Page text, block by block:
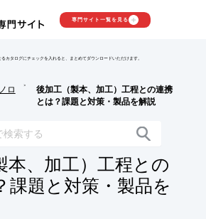
専門サイト一覧を見る
カタログにチェックを入れると、まとめてダウンロードいただけます。
ロ
>
後加工（製本、加工）工程との連携
とは？課題と対策・製品を解説
本、加工）工程との
課題と対策・製品を